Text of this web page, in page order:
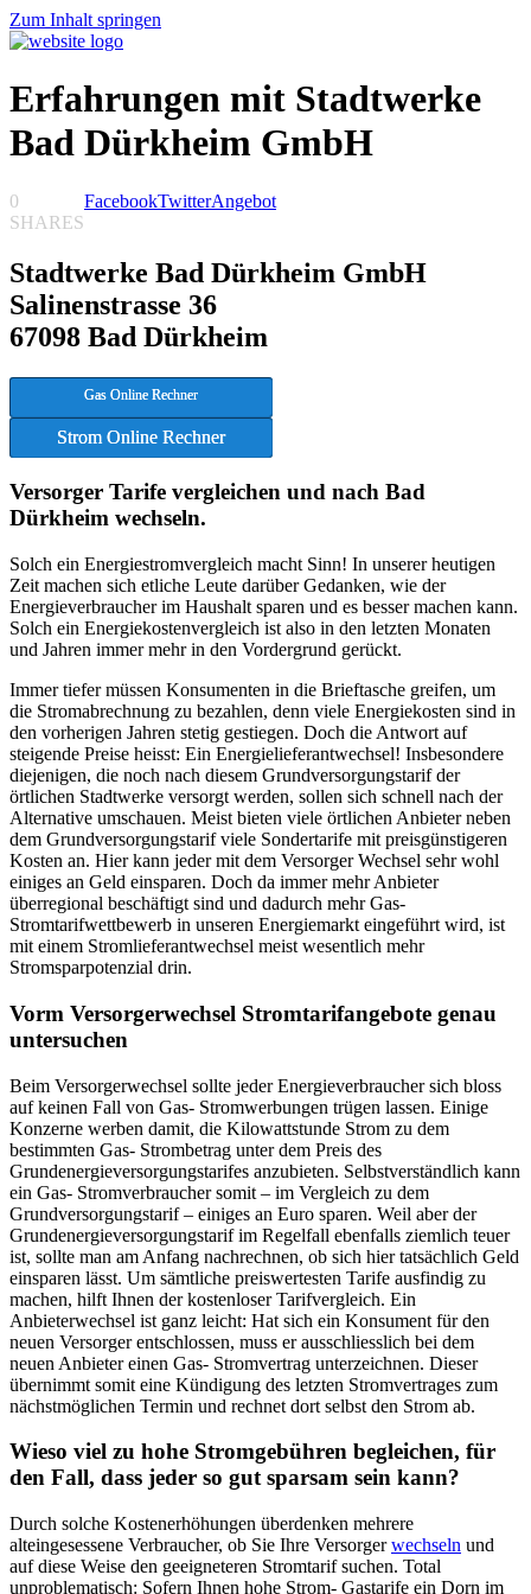
Zum Inhalt springen
Erfahrungen mit Stadtwerke
Bad Dürkheim GmbH
0
SHARES
FacebookTwitterAngebot
Stadtwerke Bad Dürkheim GmbH
Salinenstrasse 36
67098 Bad Dürkheim
Gas Online Rechner
Strom Online Rechner
Versorger Tarife vergleichen und nach Bad
Dürkheim wechseln.
Solch ein Energiestromvergleich macht Sinn! In unserer heutigen
Zeit machen sich etliche Leute darüber Gedanken, wie der
Energieverbraucher im Haushalt sparen und es besser machen kann.
Solch ein Energiekostenvergleich ist also in den letzten Monaten
und Jahren immer mehr in den Vordergrund gerückt.
Immer tiefer müssen Konsumenten in die Brieftasche greifen, um
die Stromabrechnung zu bezahlen, denn viele Energiekosten sind in
den vorherigen Jahren stetig gestiegen. Doch die Antwort auf
steigende Preise heisst: Ein Energielieferantwechsel! Insbesondere
diejenigen, die noch nach diesem Grundversorgungstarif der
örtlichen Stadtwerke versorgt werden, sollen sich schnell nach der
Alternative umschauen. Meist bieten viele örtlichen Anbieter neben
dem Grundversorgungstarif viele Sondertarife mit preisgünstigeren
Kosten an. Hier kann jeder mit dem Versorger Wechsel sehr wohl
einiges an Geld einsparen. Doch da immer mehr Anbieter
überregional beschäftigt sind und dadurch mehr Gas-
Stromtarifwettbewerb in unseren Energiemarkt eingeführt wird, ist
mit einem Stromlieferantwechsel meist wesentlich mehr
Stromsparpotenzial drin.
Vorm Versorgerwechsel Stromtarifangebote genau
untersuchen
Beim Versorgerwechsel sollte jeder Energieverbraucher sich bloss
auf keinen Fall von Gas- Stromwerbungen trügen lassen. Einige
Konzerne werben damit, die Kilowattstunde Strom zu dem
bestimmten Gas- Strombetrag unter dem Preis des
Grundenergieversorgungstarifes anzubieten. Selbstverständlich kann
ein Gas- Stromverbraucher somit – im Vergleich zu dem
Grundversorgungstarif – einiges an Euro sparen. Weil aber der
Grundenergieversorgungstarif im Regelfall ebenfalls ziemlich teuer
ist, sollte man am Anfang nachrechnen, ob sich hier tatsächlich Geld
einsparen lässt. Um sämtliche preiswertesten Tarife ausfindig zu
machen, hilft Ihnen der kostenloser Tarifvergleich. Ein
Anbieterwechsel ist ganz leicht: Hat sich ein Konsument für den
neuen Versorger entschlossen, muss er ausschliesslich bei dem
neuen Anbieter einen Gas- Stromvertrag unterzeichnen. Dieser
übernimmt somit eine Kündigung des letzten Stromvertrages zum
nächstmöglichen Termin und rechnet dort selbst den Strom ab.
Wieso viel zu hohe Stromgebühren begleichen, für
den Fall, dass jeder so gut sparsam sein kann?
Durch solche Kostenerhöhungen überdenken mehrere
alteingesessene Verbraucher, ob Sie Ihre Versorgerwechseln und
auf diese Weise den geeigneteren Stromtarif suchen. Total
unproblematisch: Sofern Ihnen hohe Strom- Gastarife ein Dorn im